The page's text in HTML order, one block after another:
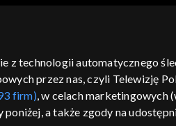
pomoc kontakt voucher
technologii automatycznego
przez nas, czyli Telewizję
firm), w celach marketingowych
a także zgody na